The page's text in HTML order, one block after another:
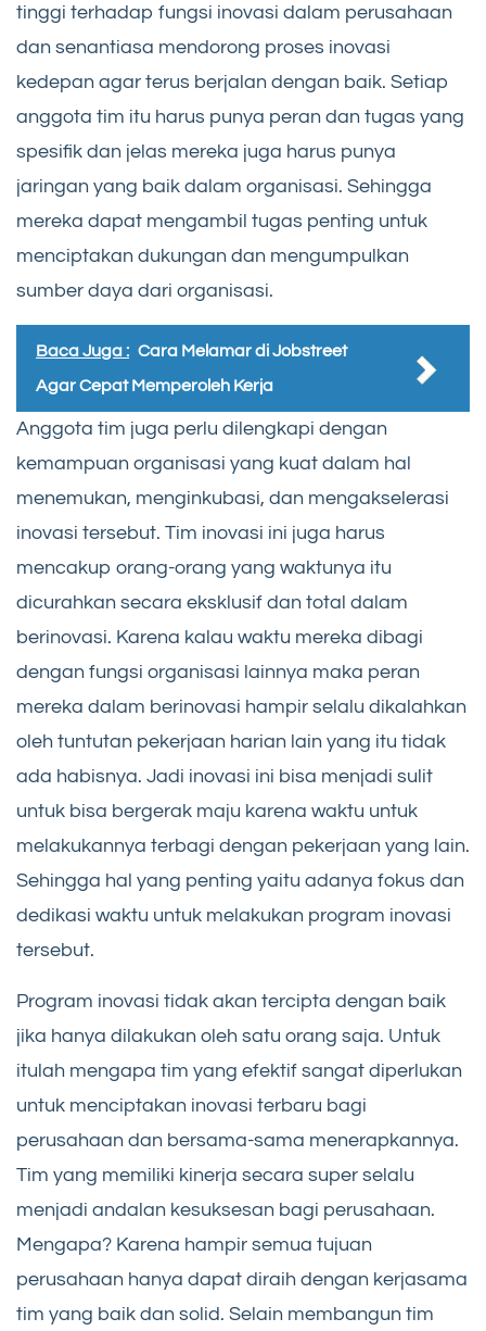
tinggi terhadap fungsi inovasi dalam perusahaan
dan senantiasa mendorong proses inovasi
kedepan agar terus berjalan dengan baik. Setiap
anggota tim itu harus punya peran dan tugas yang
spesifik dan jelas mereka juga harus punya
jaringan yang baik dalam organisasi. Sehingga
mereka dapat mengambil tugas penting untuk
menciptakan dukungan dan mengumpulkan
sumber daya dari organisasi.
Baca Juga : Cara Melamar di Jobstreet
Agar Cepat Memperoleh Kerja
Anggota tim juga perlu dilengkapi dengan
kemampuan organisasi yang kuat dalam hal
menemukan, menginkubasi, dan mengakselerasi
inovasi tersebut. Tim inovasi ini juga harus
mencakup orang-orang yang waktunya itu
dicurahkan secara eksklusif dan total dalam
berinovasi. Karena kalau waktu mereka dibagi
dengan fungsi organisasi lainnya maka peran
mereka dalam berinovasi hampir selalu dikalahkan
oleh tuntutan pekerjaan harian lain yang itu tidak
ada habisnya. Jadi inovasi ini bisa menjadi sulit
untuk bisa bergerak maju karena waktu untuk
melakukannya terbagi dengan pekerjaan yang lain.
Sehingga hal yang penting yaitu adanya fokus dan
dedikasi waktu untuk melakukan program inovasi
tersebut.
Program inovasi tidak akan tercipta dengan baik
jika hanya dilakukan oleh satu orang saja. Untuk
itulah mengapa tim yang efektif sangat diperlukan
untuk menciptakan inovasi terbaru bagi
perusahaan dan bersama-sama menerapkannya.
Tim yang memiliki kinerja secara super selalu
menjadi andalan kesuksesan bagi perusahaan.
Mengapa? Karena hampir semua tujuan
perusahaan hanya dapat diraih dengan kerjasama
tim yang baik dan solid. Selain membangun tim